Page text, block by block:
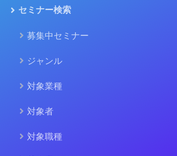
セミナー検索
募集中セミナー
ジャンル
対象業種
対象者
対象職種